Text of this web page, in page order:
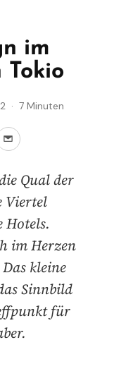
im
· 7 Minuten
Qual der
Viertel
Hotels.
im Herzen
kleine
Sinnbild
für